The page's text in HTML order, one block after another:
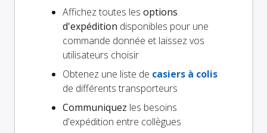
Affichez toutes les options
d'expédition disponibles pour une
commande donnée et laissez vos
utilisateurs choisir
Obtenez une liste de casiers à colis
de différents transporteurs
Communiquez les besoins
d'expédition entre collègues